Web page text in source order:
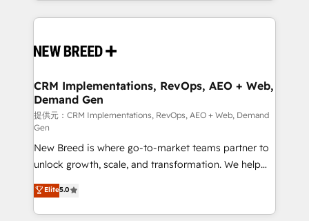
革を、構想から実装・定着までPMOとして主導。「設
の統合・浸透・変革管理を実行します。 ▸ CMS戦略設
計・構築：リード獲得・CVR・SEOを前提にした情報設
計・導線設計・テンプレート設計をContent Hubで一体
提供。 ▸ 既存CRM・MAからの移行支援：Salesforce・
Marketo・Pardot等からの移行、カスタム設計、履歴
データ移行と活用設計まで。 ▸ AEO対応：ChatGPT・
ンツとサイト構造を最適化。 🏆 なぜ100incを選ぶの
か？ ✓ HubSpot Eliteパートナー認定 ✓ HubSpotアワ
making this the official home for all three brands. 🔄
and system integrations powered by Globalia’s
trainers to drive platform adoption. 📈 Revenue
Generation - Full-funnel marketing and high-
performance advertising via Point Success Media. -
Expert deployment of Breeze AI and custom agents
to automate growth. 🏆 Elite Excellence - 8 platform
accreditations and deep HIPAA-compliance
expertise. - A team of 250+ experts dedicated to
your resilient growth.
CRM Implementations, RevOps, AEO + Web,
Demand Gen
提供元：CRM Implementations, RevOps, AEO + Web, Demand
Gen
New Breed is where go-to-market teams partner to
unlock growth, scale, and transformation. We help
companies activate HubSpot’s AI-powered
customer platform and operationalize HubSpot’s
Loop Marketing framework through expert-led
Elite5.0